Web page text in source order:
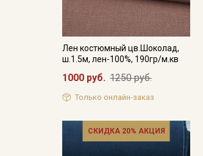
Лен костюмный цв.Шоколад,
ш.1.5м, лен-100%, 190гр/м.кв
1000 руб. 1250 руб.
Только онлайн-заказ
СКИДКА 20% АКЦИЯ